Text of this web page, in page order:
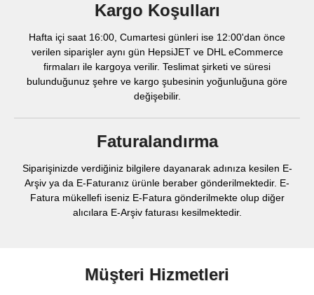
Kargo Koşulları
Hafta içi saat 16:00, Cumartesi günleri ise 12:00'dan önce
verilen siparişler aynı gün HepsiJET ve DHL eCommerce
firmaları ile kargoya verilir. Teslimat şirketi ve süresi
bulunduğunuz şehre ve kargo şubesinin yoğunluğuna göre
değişebilir.
Faturalandırma
Siparişinizde verdiğiniz bilgilere dayanarak adınıza kesilen E-
Arşiv ya da E-Faturanız ürünle beraber gönderilmektedir. E-
Fatura mükellefi iseniz E-Fatura gönderilmekte olup diğer
alıcılara E-Arşiv faturası kesilmektedir.
Müşteri Hizmetleri